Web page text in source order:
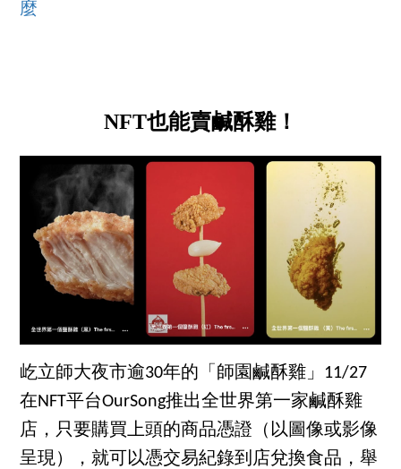
麼
NFT也能賣鹹酥雞！
屹立師大夜市逾30年的「師園鹹酥雞」11/27
在NFT平台OurSong推出全世界第一家鹹酥雞
店，只要購買上頭的商品憑證（以圖像或影像
呈現），就可以憑交易紀錄到店兌換食品，舉